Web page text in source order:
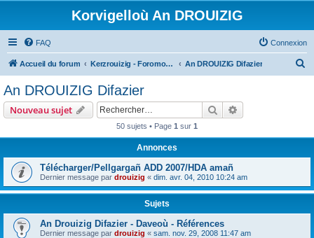
Korvigelloù An DROUIZIG
FAQ Connexion
Accueil du forum Kerzrouizig - Foromoù An Drouizig An DROUIZIG Difazier
e
r
An DROUIZIG Difazier
Nouveau sujet Rechercher
50 sujets • Page 1 sur 1
Annonces
Télécharger/Pellgargañ ADD 2007/HDA amañ
Dernier message par drouizig « dim. avr. 04, 2010 10:24 am
Sujets
An Drouizig Difazier - Daveoù - Références
Dernier message par drouizig « sam. nov. 29, 2008 11:47 am